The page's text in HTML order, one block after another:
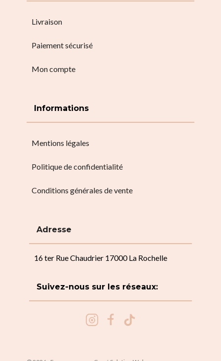
Livraison
Paiement sécurisé
Mon compte
Informations
Mentions légales
Politique de confidentialité
Conditions générales de vente
Adresse
16 ter Rue Chaudrier 17000 La Rochelle
Suivez-nous sur les réseaux: